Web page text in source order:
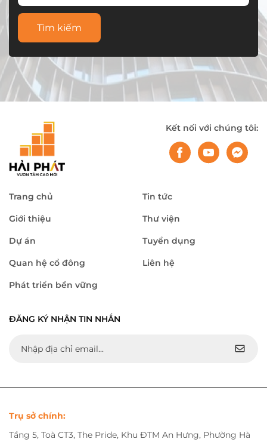
Tìm kiếm
Kết nối với chúng tôi:
Trang chủ
Giới thiệu
Dự án
Quan hệ cổ đông
Phát triển bền vững
Tin tức
Thư viện
Tuyển dụng
Liên hệ
ĐĂNG KÝ NHẬN TIN NHẮN
Trụ sở chính:
Tầng 5, Toà CT3, The Pride, Khu ĐTM An Hưng, Phường Hà